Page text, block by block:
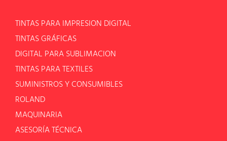
TINTAS PARA IMPRESION DIGITAL
TINTAS GRÁFICAS
DIGITAL PARA SUBLIMACION
TINTAS PARA TEXTILES
SUMINISTROS Y CONSUMIBLES
ROLAND
MAQUINARIA
ASESORÍA TÉCNICA